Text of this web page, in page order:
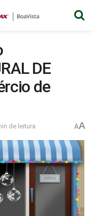
DE
de
de leitura AA